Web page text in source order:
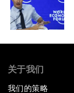
关于我们
我们的策略